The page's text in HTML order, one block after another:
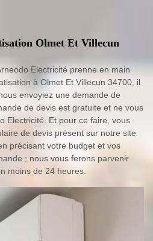
Olmet Et Villecun
Electricité prenne en main
à Olmet Et Villecun 34700, il
envoyiez une demande de
de devis est gratuite et ne vous
Electricité. Et pour ce faire, vous
de devis présent sur notre site
précisant votre budget et vos
; nous vous ferons parvenir
moins de 24 heures.